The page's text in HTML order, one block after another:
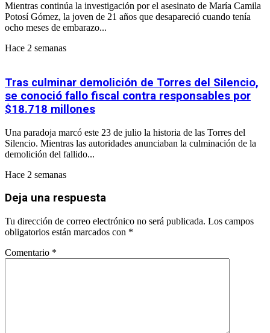
Mientras continúa la investigación por el asesinato de María Camila
Potosí Gómez, la joven de 21 años que desapareció cuando tenía
ocho meses de embarazo...
Hace 2 semanas
Tras culminar demolición de Torres del Silencio,
se conoció fallo fiscal contra responsables por
$18.718 millones
Una paradoja marcó este 23 de julio la historia de las Torres del
Silencio. Mientras las autoridades anunciaban la culminación de la
demolición del fallido...
Hace 2 semanas
Deja una respuesta
Tu dirección de correo electrónico no será publicada. Los campos
obligatorios están marcados con *
Comentario *